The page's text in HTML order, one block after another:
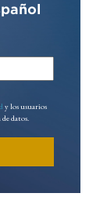
y los usuarios
datos.